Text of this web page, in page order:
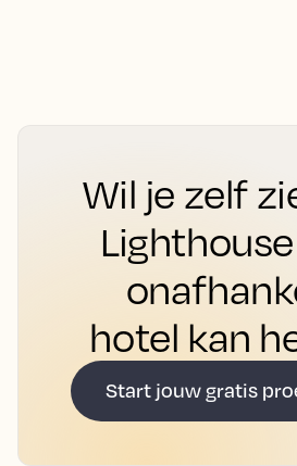
Wil je zelf
hotel kan
Start jouw gratis